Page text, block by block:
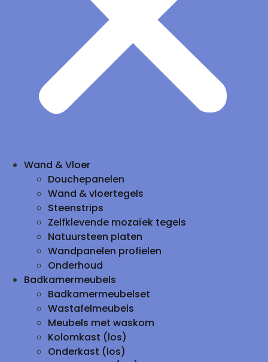
Wand & Vloer
Douchepanelen
Wand & vloertegels
Steenstrips
Zelfklevende mozaïek tegels
Natuursteen platen
Wandpanelen profielen
Onderhoud
Badkamermeubels
Badkamermeubelset
Wastafelmeubels
Meubels met waskom
Kolomkast (los)
Onderkast (los)